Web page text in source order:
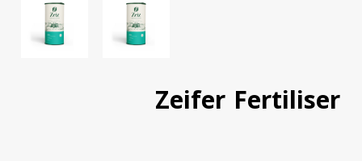
Zeifer Fertiliser